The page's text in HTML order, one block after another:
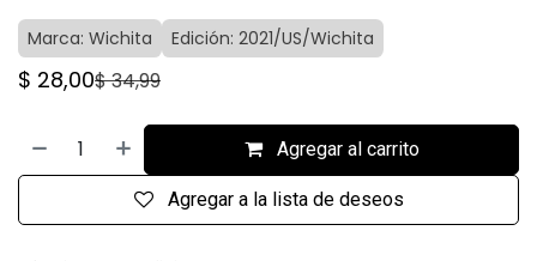
Marca: Wichita Edición: 2021/US/Wichita
$ 28,00$34,99
Agregar al carrito
Agregar a la lista de deseos